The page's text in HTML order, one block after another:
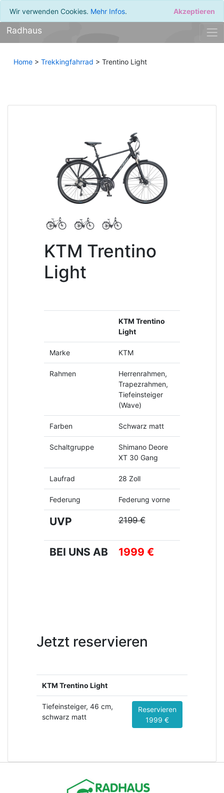
Wir verwenden Cookies. Mehr Infos. Akzeptieren
Radhaus
Home> Trekkingfahrrad > Trentino Light
KTM Trentino
Light
KTM Trentino
Light
Marke KTM
Rahmen
Herrenrahmen,
Trapezrahmen,
Tiefeinsteiger
(Wave)
Farben Schwarz matt
Schaltgruppe
Shimano Deore
XT 30 Gang
Laufrad 28 Zoll
Federung Federung vorne
UVP 2199 €
BEI UNS AB 1999 €
Jetzt reservieren
KTM Trentino Light
Tiefeinsteiger, 46 cm,
schwarz matt
Reservieren
1999 €